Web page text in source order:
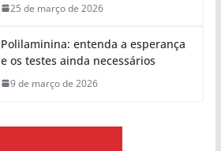
25 de março de 2026
Polilaminina: entenda a esperança
e os testes ainda necessários
9 de março de 2026